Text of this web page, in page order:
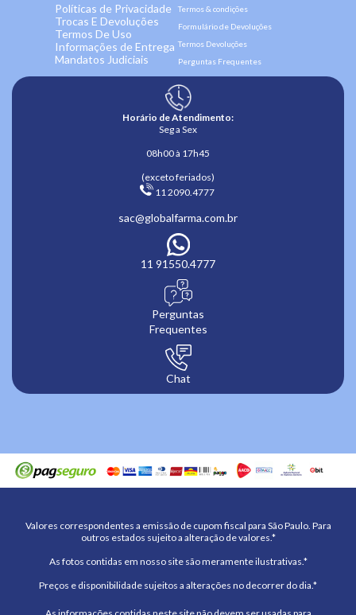
Políticas de Privacidade
Trocas E Devoluções
Termos De Uso
Informações de Entrega
Mandatos Judiciais
Termos & condições
Formulário de Devoluções
Termos Devoluções
Perguntas Frequentes
Horário de Atendimento:
Seg a Sex
08h00 à 17h45
(exceto feriados)
11 2090.4777
sac@globalfarma.com.br
11 91550.4777
Perguntas
Frequentes
Chat
Valores correspondentes a emissão de cupom fiscal para São Paulo. Para
outros estados sujeito a alteração de valores.*
As fotos contidas em nosso site são meramente ilustrativas.*
Preços e disponibilidade sujeitos a alterações no decorrer do dia.*